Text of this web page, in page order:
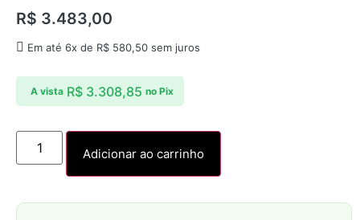
R$ 3.483,00
Em até 6x de R$ 580,50 sem juros
A vista R$3.308,85 no Pix
Adicionar ao carrinho